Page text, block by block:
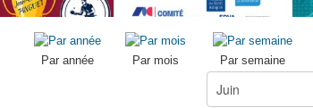
Par année Par mois Par semaine